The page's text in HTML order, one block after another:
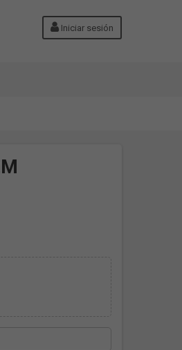
Iniciar sesión